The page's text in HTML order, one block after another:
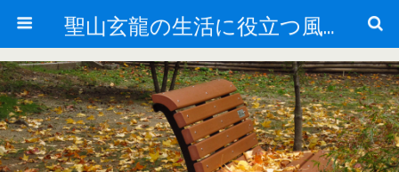
聖山玄龍の生活に役立つ風水